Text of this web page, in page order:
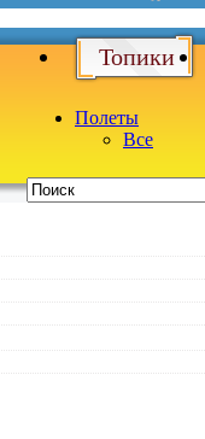
Топики
Полеты
Все